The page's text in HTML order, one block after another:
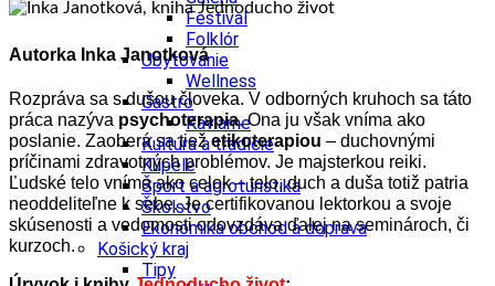
Festival
Folklór
Ubytovanie
Wellness
Gastro
Kaviarne
Kultúra a tradície
Kúpele
Šport a agroturistika
Školstvo
Ekonomika obchod a doprava
Košický kraj
Tipy
Autorka Inka Janotková
Rozpráva sa s dušou človeka. V odborných kruhoch sa táto
práca nazýva psychoterapia. Ona ju však vníma ako
poslanie. Zaoberá sa tiežetikoterapiou – duchovnými
príčinami zdravotných problémov. Je majsterkou reiki.
Ľudské telo vníma ako celok – telo, duch a duša totiž patria
neoddeliteľne k sebe. Je certifikovanou lektorkou a svoje
skúsenosti a vedomosti odovzdáva ďalej na seminároch, či
kurzoch.